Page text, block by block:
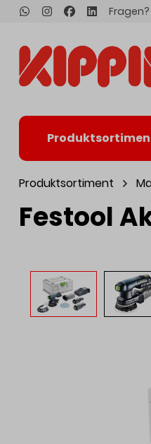
springen
Produktsortiment
Festool